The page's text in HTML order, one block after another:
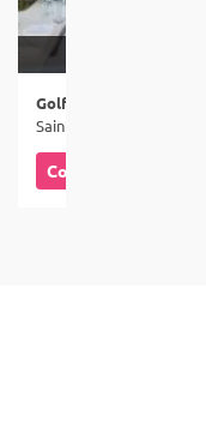
Golf du Bois d’O
Contacter